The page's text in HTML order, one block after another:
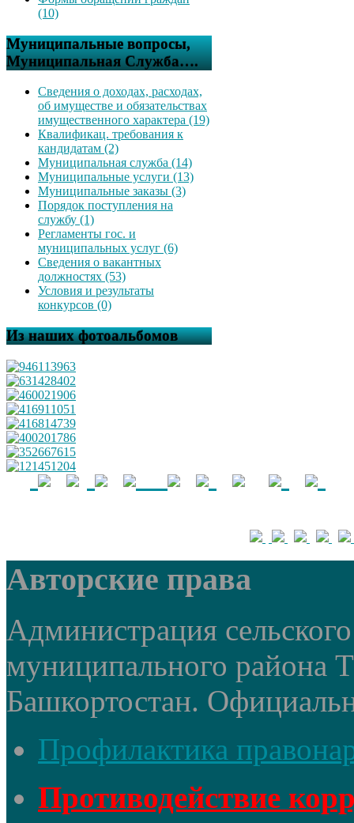
(10)
Муниципальные вопросы,
Муниципальная Служба….
Сведения о доходах, расходах,
об имуществе и обязательствах
имущественного характера (19)
Квалификац. требования к
кандидатам (2)
Муниципальная служба (14)
Муниципальные услуги (13)
Муниципальные заказы (3)
Порядок поступления на
службу (1)
Регламенты гос. и
муниципальных услуг (6)
Сведения о вакантных
должностях (53)
Условия и результаты
конкурсов (0)
Из наших фотоальбомов
Авторские права
Администрация
муниципального района
Башкортостан.
Профилактика
Противодействие